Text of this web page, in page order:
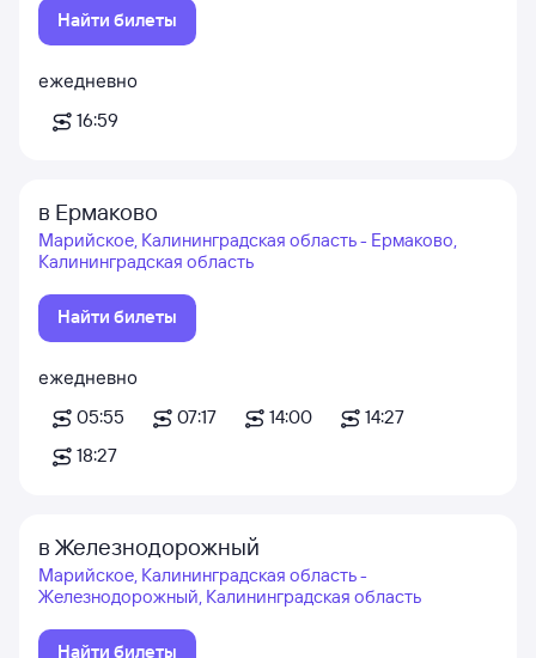
Найти билеты
ежедневно
16:59
в Ермаково
Марийское, Калининградская область - Ермаково,
Калининградская область
Найти билеты
ежедневно
05:55
07:17 14:00
14:27
18:27
в Железнодорожный
Марийское, Калининградская область -
Железнодорожный, Калининградская область
Найти билеты